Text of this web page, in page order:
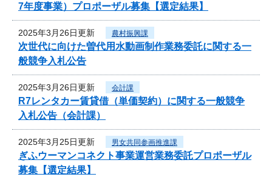
7年度事業）プロポーザル募集【選定結果】
2025年3月26日更新 農村振興課
次世代に向けた曽代用水動画制作業務委託に関する一
般競争入札公告
2025年3月26日更新 会計課
R7レンタカー賃貸借（単価契約）に関する一般競争
入札公告（会計課）
2025年3月25日更新 男女共同参画推進課
ぎふウーマンコネクト事業運営業務委託プロポーザル
募集【選定結果】